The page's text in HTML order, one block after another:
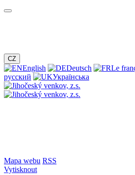
CZ
English Deutsch Le
русский
Українська
Mapa webu RSS
Vytisknout